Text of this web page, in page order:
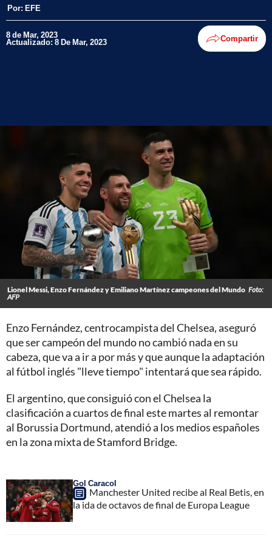
Por: EFE
8 de Mar, 2023
Actualizado: 8 De Mar, 2023 Compartir
Lionel Messi, Enzo Fernández y Emiliano Martínez campeones del Mundo Foto:
AFP
Enzo Fernández, centrocampista del Chelsea, aseguró
que ser campeón del mundo no cambió nada en su
cabeza, que va a ir a por más y que aunque la adaptación
al fútbol inglés "lleve tiempo" intentará que sea rápido.
El argentino, que consiguió con el Chelsea la
clasificación a cuartos de final este martes al remontar
al Borussia Dortmund, atendió a los medios españoles
en la zona mixta de Stamford Bridge.
Gol Caracol
Manchester United recibe al Real Betis, en
la ida de octavos de final de Europa League